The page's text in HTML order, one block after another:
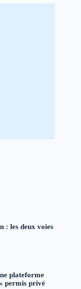
: les deux voies
plateforme
permis privé